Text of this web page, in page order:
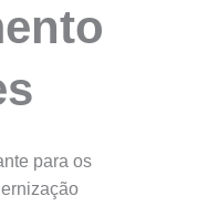
para os